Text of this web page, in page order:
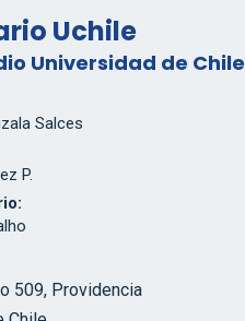
Uchile
Universidad de Chile
Salces
P.
509, Providencia